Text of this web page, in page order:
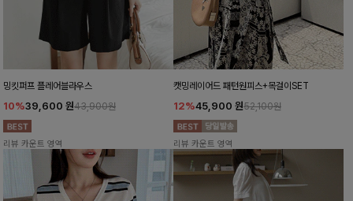
밍킷퍼프 플레어블라우스
10%39,600 원43,900원
리뷰 카운트 영역
캣밍레이어드 패턴원피스+목걸이SET
12%45,900 원52,100원
리뷰 카운트 영역